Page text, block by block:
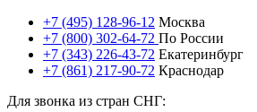
+7 (495) 128-96-12 Москва
+7 (800) 302-64-72 По России
+7 (343) 226-43-72 Екатеринбург
+7 (861) 217-90-72 Краснодар
Для звонка из стран СНГ: